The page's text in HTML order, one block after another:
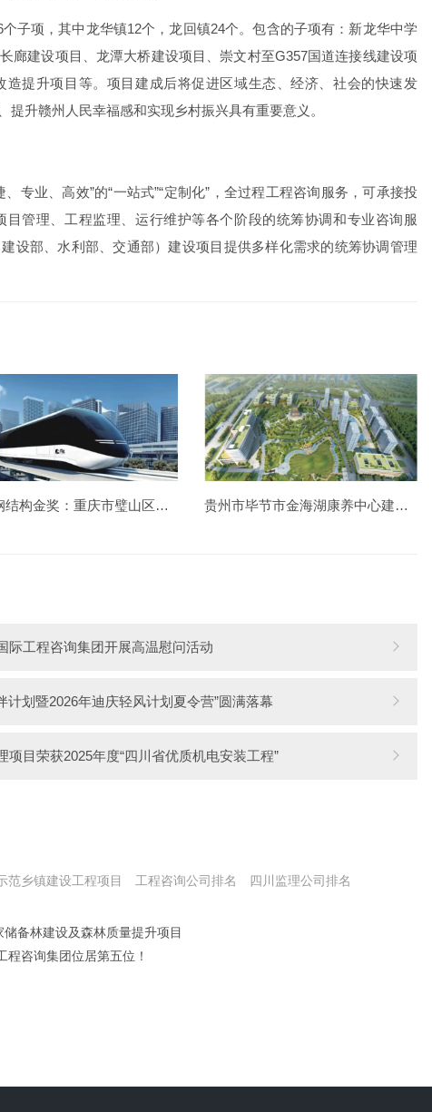
子项，其中龙华镇12个，龙回镇24个。包含的子项有：新龙华中学
廊建设项目、龙潭大桥建设项目、崇文村至G357国道连接线建设项
提升项目等。项目建成后将促进区域生态、经济、社会的快速发
升赣州人民幸福感和实现乡村振兴具有重要意义。
专业、高效”的“一站式”“定制化”，全过程工程咨询服务，可承接投
管理、工程监理、运行维护等各个阶段的统筹协调和专业咨询服
设部、水利部、交通部）建设项目提供多样化需求的统筹协调管理
中国钢结构金奖：重庆市璧山区胶轮有轨电车工程 贵州市毕节市金海湖康养中心建设造价项目
际工程咨询集团开展高温慰问活动
计划暨2026年迪庆轻风计划夏令营”圆满落幕
目荣获2025年度“四川省优质机电安装工程”
范乡镇建设工程项目 工程咨询公司排名 四川监理公司排名
备林建设及森林质量提升项目
咨询集团位居第五位！